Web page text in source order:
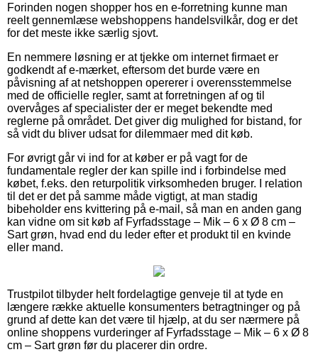
Forinden nogen shopper hos en e-forretning kunne man
reelt gennemlæse webshoppens handelsvilkår, dog er det
for det meste ikke særlig sjovt.
En nemmere løsning er at tjekke om internet firmaet er
godkendt af e-mærket, eftersom det burde være en
påvisning af at netshoppen opererer i overensstemmelse
med de officielle regler, samt at forretningen af og til
overvåges af specialister der er meget bekendte med
reglerne på området. Det giver dig mulighed for bistand, for
så vidt du bliver udsat for dilemmaer med dit køb.
For øvrigt går vi ind for at køber er på vagt for de
fundamentale regler der kan spille ind i forbindelse med
købet, f.eks. den returpolitik virksomheden bruger. I relation
til det er det på samme måde vigtigt, at man stadig
bibeholder ens kvittering på e-mail, så man en anden gang
kan vidne om sit køb af Fyrfadsstage – Mik – 6 x Ø 8 cm –
Sart grøn, hvad end du leder efter et produkt til en kvinde
eller mand.
Trustpilot tilbyder helt fordelagtige genveje til at tyde en
længere række aktuelle konsumenters betragtninger og på
grund af dette kan det være til hjælp, at du ser nærmere på
online shoppens vurderinger af Fyrfadsstage – Mik – 6 x Ø 8
cm – Sart grøn før du placerer din ordre.